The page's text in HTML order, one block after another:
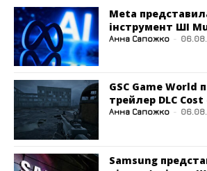
Meta
інструмент ШІ
Анна Сапожко -
GSC Game World
трейлер DLC
Анна Сапожко -
Samsung